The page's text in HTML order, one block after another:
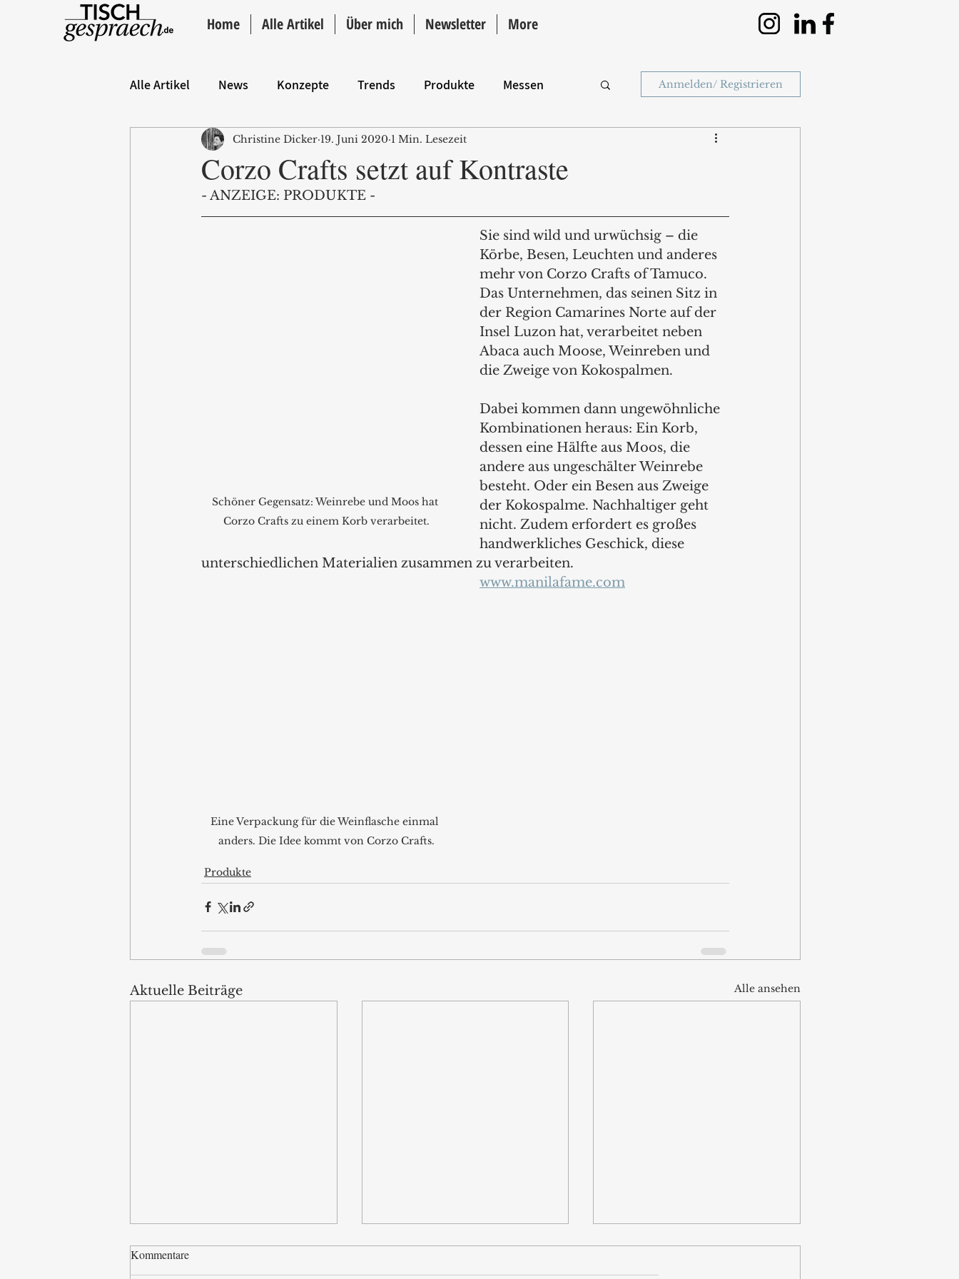
Home Alle Artikel Über mich Newsletter More
Alle Artikel News Konzepte Trends Produkte Messen
Hintergrund ANZEIGE Intro
Anmelden/ Registrieren
Corzo Crafts setzt auf Kontraste
Christine Dicker 19. Juni 2020 1 Min. Lesezeit
- ANZEIGE: PRODUKTE -
Schöner Gegensatz: Weinrebe und Moos hat
Corzo Crafts zu einem Korb verarbeitet.
Sie sind wild und urwüchsig – die
Körbe, Besen, Leuchten und anderes
mehr von Corzo Crafts of Tamuco.
Das Unternehmen, das seinen Sitz in
der Region Camarines Norte auf der
Insel Luzon hat, verarbeitet neben
Abaca auch Moose, Weinreben und
die Zweige von Kokospalmen.
Dabei kommen dann ungewöhnliche
Kombinationen heraus: Ein Korb,
dessen eine Hälfte aus Moos, die
andere aus ungeschälter Weinrebe
besteht. Oder ein Besen aus Zweige
der Kokospalme. Nachhaltiger geht
nicht. Zudem erfordert es großes
handwerkliches Geschick, diese
unterschiedlichen Materialien zusammen zu verarbeiten.
Eine Verpackung für die Weinflasche einmal
anders. Die Idee kommt von Corzo Crafts.
www.manilafame.com
Produkte
Aktuelle Beiträge Alle ansehen
Kommentare